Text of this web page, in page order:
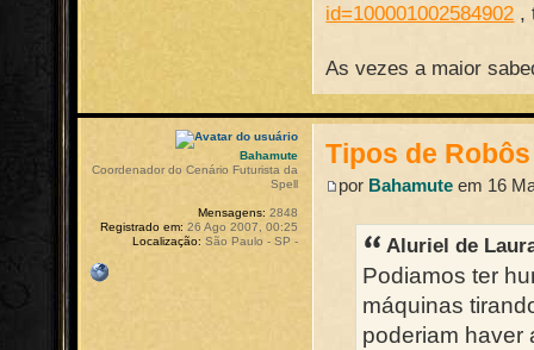
id=100001002584902 ,
As vezes a maior
Tipos de Robôs
por Bahamute em 16
Aluriel de
Podiamos ter
máquinas
poderiam haver
Bahamute
Coordenador do Cenário Futurista da
Spell
Mensagens: 2848
Registrado em: 26 Ago 2007, 00:25
Localização: São Paulo - SP -